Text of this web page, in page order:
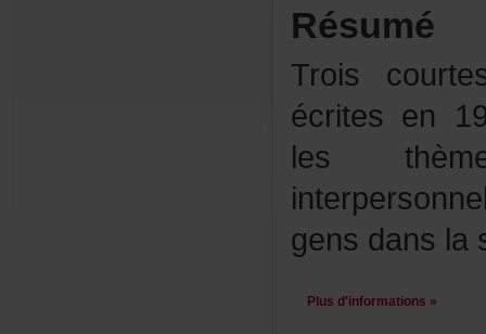
Résumé
Plusd'informations»